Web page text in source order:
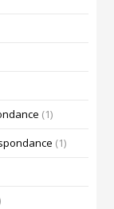
(1)
(1)